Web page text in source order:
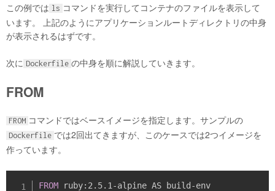
この例では ls コマンドを実行してコンテナのファイルを表示して
います。 上記のようにアプリケーションルートディレクトリの中身
が表示されるはずです。
次に Dockerfile の中身を順に解説していきます。
FROM
FROM コマンドではベースイメージを指定します。サンプルの
Dockerfile では2回出てきますが、このケースでは2つイメージを
作っています。
FROM ruby: 2.5.1 -alpine AS build -